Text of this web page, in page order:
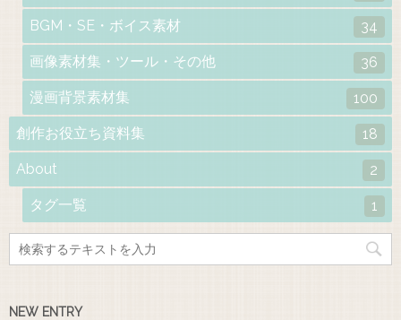
BGM・SE・ボイス素材 34
画像素材集・ツール・その他 36
漫画背景素材集 100
創作お役立ち資料集 18
About 2
タグ一覧 1
NEW ENTRY